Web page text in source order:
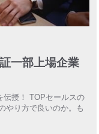
一部上場企業
伝授！ TOPセールスの
やり方で良いのか。も